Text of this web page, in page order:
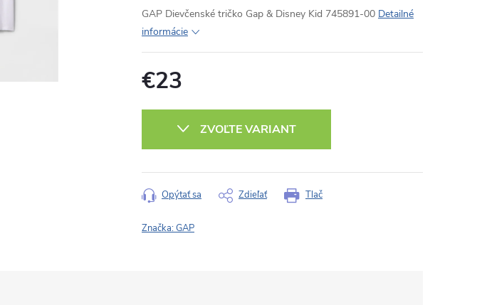
GAP Dievčenské tričko Gap & Disney Kid 745891-00 Detailné
informácie
€23
ZVOĽTE VARIANT
Tlač
Opýtať sa Zdieľať
Značka:GAP